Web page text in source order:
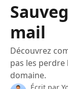
mail
Découvrez
pas les
domaine.